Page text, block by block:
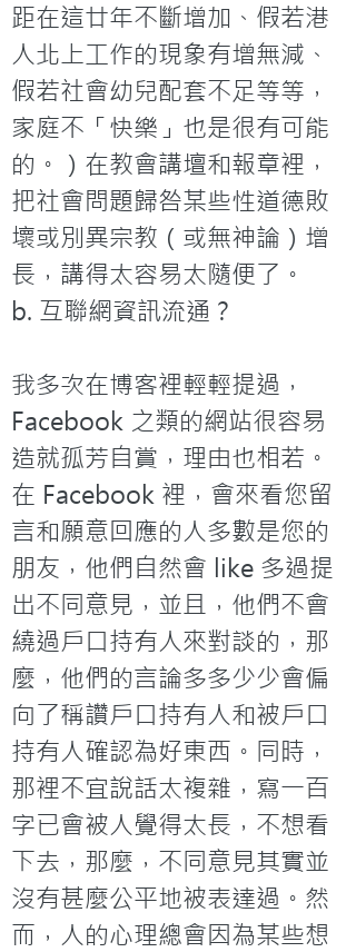
距在這廿年不斷增加、假若港
人北上工作的現象有增無減、
假若社會幼兒配套不足等等，
家庭不「快樂」也是很有可能
的。）在教會講壇和報章裡，
把社會問題歸咎某些性道德敗
壞或別異宗教（或無神論）增
長，講得太容易太隨便了。
b. 互聯網資訊流通？
我多次在博客裡輕輕提過，
Facebook 之類的網站很容易
造就孤芳自賞，理由也相若。
在 Facebook 裡，會來看您留
言和願意回應的人多數是您的
朋友，他們自然會 like 多過提
出不同意見，並且，他們不會
繞過戶口持有人來對談的，那
麼，他們的言論多多少少會偏
向了稱讚戶口持有人和被戶口
持有人確認為好東西。同時，
那裡不宜說話太複雜，寫一百
字已會被人覺得太長，不想看
下去，那麼，不同意見其實並
沒有甚麼公平地被表達過。然
而，人的心理總會因為某些想